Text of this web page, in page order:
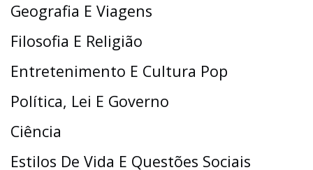
Geografia E Viagens
Filosofia E Religião
Entretenimento E Cultura Pop
Política, Lei E Governo
Ciência
Estilos De Vida E Questões Sociais